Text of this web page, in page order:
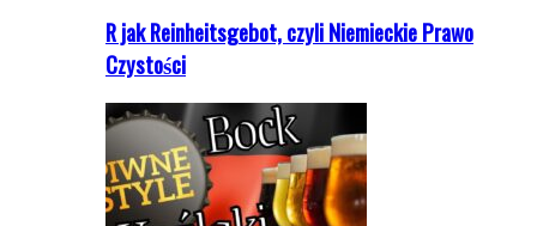
R jak Reinheitsgebot, czyli Niemieckie Prawo
Czystości